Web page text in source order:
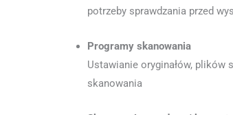
potrzeby sprawdzania przed
Programy skanowania
Ustawianie oryginałów, plików
skanowania